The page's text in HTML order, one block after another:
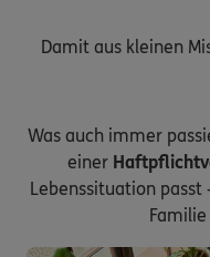
Damit aus kleinen
Was auch immer
einer
Lebenssituation passt